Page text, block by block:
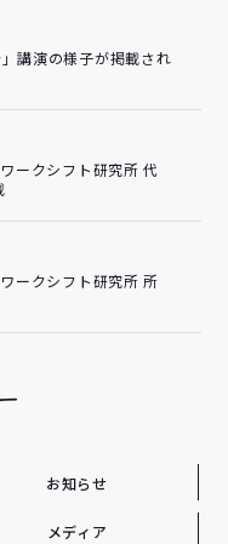
講演の様子が掲載され
ークシフト研究所 代
ークシフト研究所 所
お知らせ
メディア